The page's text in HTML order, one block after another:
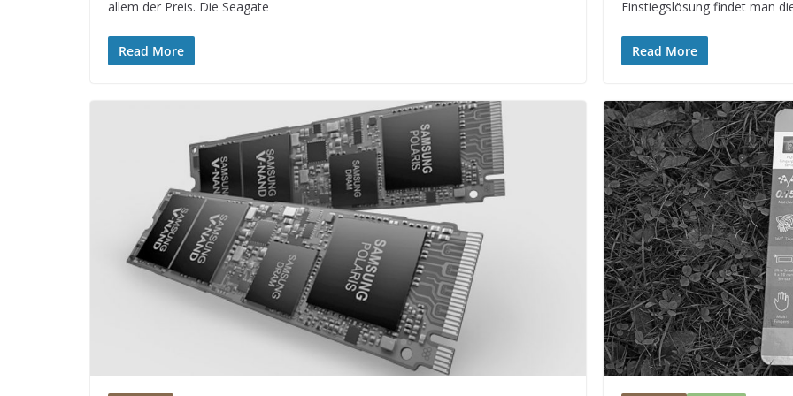
allem der Preis. Die Seagate
Read More
Einstiegslösung findet man
Read More